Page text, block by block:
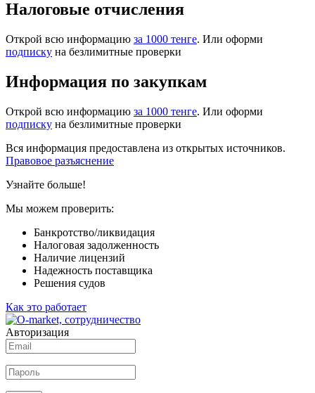
Налоговые отчисления
Открой всю информацию за 1000 тенге. Или оформи
подписку на безлимитные проверки
Информация по закупкам
Открой всю информацию за 1000 тенге. Или оформи
подписку на безлимитные проверки
Вся информация предоставлена из открытых источников.
Правовое разъяснение
Узнайте больше!
Мы можем проверить:
Банкротство/ликвидация
Налоговая задолженность
Наличие лицензий
Надежность поставщика
Решения судов
Как это работает
Авторизация